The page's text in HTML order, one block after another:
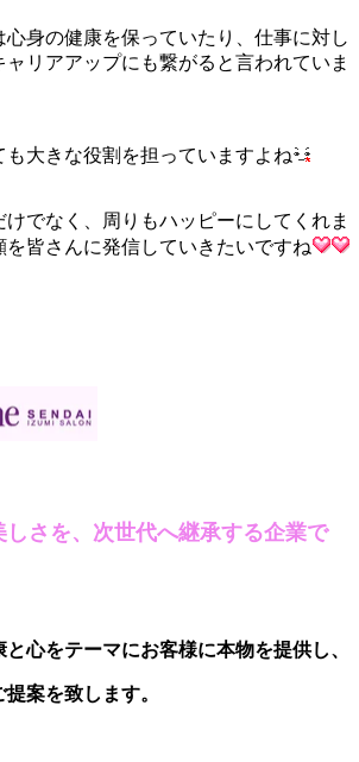
心身の健康を保っていたり、仕事に対し
リアアップにも繋がると言われていま
も大きな役割を担っていますよね
でなく、周りもハッピーにしてくれま
皆さんに発信していきたいですね
さを、次世代へ継承する企業で
心をテーマにお客様に本物を提供し、
案を致します。